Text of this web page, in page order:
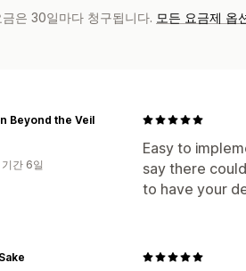
은 30일마다 청구됩니다. 모든 요금제 옵
Easy to
say there
to have your
Beyond the Veil
간 6일